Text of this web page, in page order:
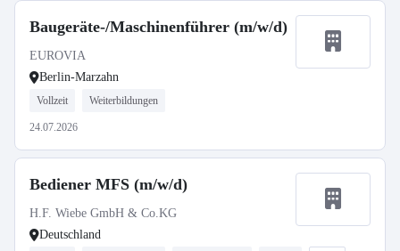
Baugeräte-/Maschinenführer (m/w/d)
EUROVIA
Berlin-Marzahn
Vollzeit Weiterbildungen
24.07.2026
Bediener MFS (m/w/d)
H.F. Wiebe GmbH & Co.KG
Deutschland